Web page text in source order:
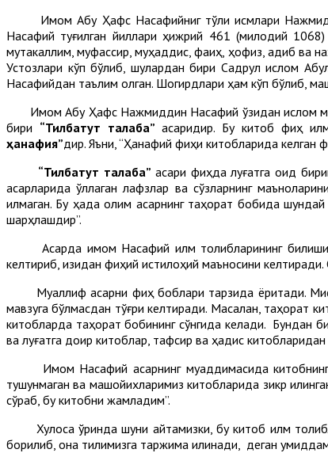
Имом Абу Ҳафс Насафийниг тўлиқ исмлари
Насафий туғилган йиллари ҳижрий 461 (милодий
мутакаллим, муфассир, муҳаддис, фақиҳ, ҳофиз, адиб ва
Устозлари кўп бўлиб, шулардан бири Садрул ислом
Насафийдан таълим олган. Шогирдлари ҳам кўп бўлиб,
Имом Абу Ҳафс Нажмиддин Насафий ўзидан ислом
бири “Тилбатут талаба” асаридир. Бу китоб фиқҳ
ҳанафия”дир. Яъни, “Ҳанафий фиқҳи китобларида келган
“Тилбатут талаба” асари фиқҳда луғатга оид
асарларида қўллаган лафзлар ва сўзларнинг
қилмаган. Бу ҳақда олим асарнинг таҳорат бобида
шарҳлашдир”.
Асарда имом Насафий илм толибларининг билиши
келтириб, изидан фиқҳий истилоҳий маъносини
Муаллиф асарни фиқҳ боблари тарзида ёритади.
мавзуга бўлмасдан тўғри келтиради. Масалан, таҳорат
китобларда таҳорат бобининг сўнгида келади.
ва луғатга доир китоблар, тафсир ва ҳадис
Имом Насафий асарнинг муқаддимасида китобнинг
тушунмаган ва машойихларимиз китобларида зикр
сўраб, бу китобни жамладим”.
Хулоса ўринда шуни айтамизки, бу китоб илм
борилиб, она тилимизга таржима қилинади, деган